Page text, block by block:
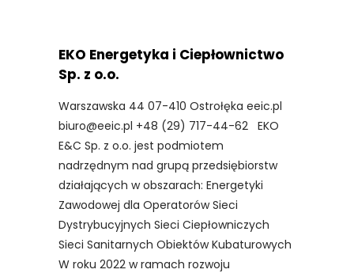
EKO Energetyka i Ciepłownictwo
Sp. z o.o.
Warszawska 44 07-410 Ostrołęka eeic.pl
biuro@eeic.pl +48 (29) 717-44-62 EKO
E&C Sp. z o.o. jest podmiotem
nadrzędnym nad grupą przedsiębiorstw
działających w obszarach: Energetyki
Zawodowej dla Operatorów Sieci
Dystrybucyjnych Sieci Ciepłowniczych
Sieci Sanitarnych Obiektów Kubaturowych
W roku 2022 w ramach rozwoju